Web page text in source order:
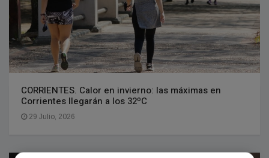
CORRIENTES. Calor en invierno: las máximas en
Corrientes llegarán a los 32ºC
29 Julio, 2026